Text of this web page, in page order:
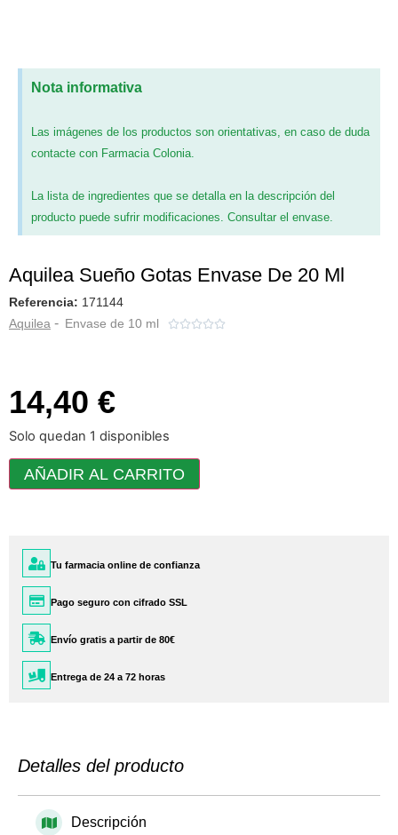
Nota informativa
Las imágenes de los productos son orientativas, en caso de duda
contacte con Farmacia Colonia.
La lista de ingredientes que se detalla en la descripción del
producto puede sufrir modificaciones. Consultar el envase.
Aquilea Sueño Gotas Envase De 20 Ml
Referencia: 171144
Aquilea - Envase de 10 ml 
14,40 €
Solo quedan 1 disponibles
AÑADIR AL CARRITO
Tu farmacia online de confianza
Pago seguro con cifrado SSL
Envío gratis a partir de 80€
Entrega de 24 a 72 horas
Detalles del producto
Descripción